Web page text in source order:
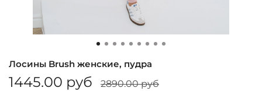
Лосины Brush женские, пудра
1445.00 руб 2890.00 руб